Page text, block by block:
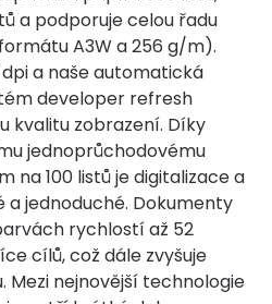
a podporuje celou řadu
A3W a 256 g/m).
a naše automatická
developer refresh
kvalitu zobrazení. Díky
jednoprůchodovému
na 100 listů je digitalizace a
jednoduché. Dokumenty
rychlostí až 52
cílů, což dále zvyšuje
nejnovější technologie